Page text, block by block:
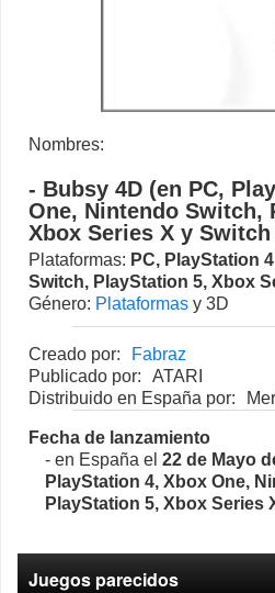
Nombres:
- Bubsy 4D (en PC,
One, Nintendo Switch,
Xbox Series X y Switch
Plataformas: PC, PlayStation 4
Switch, PlayStation 5, Xbox
Género: Plataformas y 3D
Creado por:
Fabraz
Publicado por:
ATARI
Distribuido en España por:
Fecha de lanzamiento
- en España el 22 de Mayo
PlayStation 4, Xbox One,
PlayStation 5, Xbox Series
Juegos parecidos